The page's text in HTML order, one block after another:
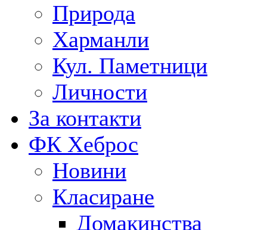
Природа
Харманли
Кул. Паметници
Личности
За контакти
ФК Хеброс
Новини
Класиране
Домакинства